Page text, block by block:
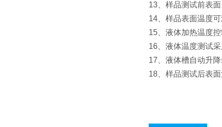
13、样品测试前表
14、样品表面温度
15、液体加热温度
16、液体温度测试
17、液体槽自动升
18、样品测试后表